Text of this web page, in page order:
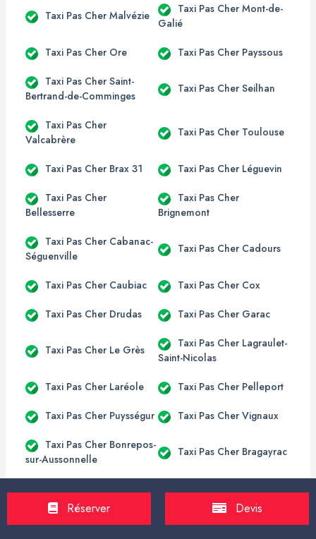
Taxi Pas Cher Malvézie
Taxi Pas Cher Mont-de-
Galié
Taxi Pas Cher Ore Taxi Pas Cher Payssous
Taxi Pas Cher Saint-
Bertrand-de-Comminges
Taxi Pas Cher Seilhan
Taxi Pas Cher
Valcabrère
Taxi Pas Cher Toulouse
Taxi Pas Cher Brax 31 Taxi Pas Cher Léguevin
Taxi Pas Cher
Bellesserre
Taxi Pas Cher
Brignemont
Taxi Pas Cher Cabanac-
Séguenville
Taxi Pas Cher Cadours
Taxi Pas Cher Caubiac Taxi Pas Cher Cox
Taxi Pas Cher Drudas Taxi Pas Cher Garac
Taxi Pas Cher Le Grès
Taxi Pas Cher Lagraulet-
Saint-Nicolas
Taxi Pas Cher Laréole Taxi Pas Cher Pelleport
Taxi Pas Cher Puysségur Taxi Pas Cher Vignaux
Taxi Pas Cher Bonrepos-
sur-Aussonnelle
Taxi Pas Cher Bragayrac
Cambernard
Taxi Pas Cher Empeaux
Réserver Devis